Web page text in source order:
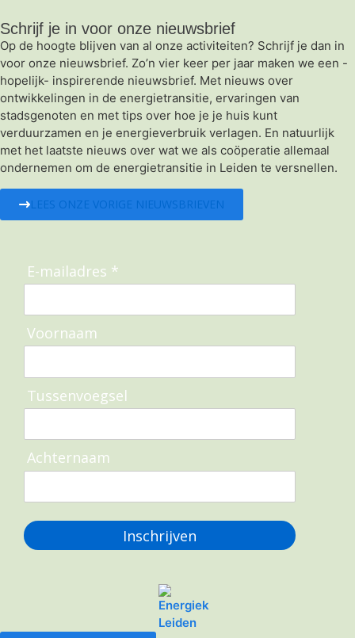
Schrijf je in voor onze nieuwsbrief
Op de hoogte blijven van al onze activiteiten? Schrijf je dan in
voor onze nieuwsbrief. Zo’n vier keer per jaar maken we een -
hopelijk- inspirerende nieuwsbrief. Met nieuws over
ontwikkelingen in de energietransitie, ervaringen van
stadsgenoten en met tips over hoe je je huis kunt
verduurzamen en je energieverbruik verlagen. En natuurlijk
met het laatste nieuws over wat we als coöperatie allemaal
ondernemen om de energietransitie in Leiden te versnellen.
LEES ONZE VORIGE NIEUWSBRIEVEN
E-mailadres *
Voornaam
Tussenvoegsel
Achternaam
Inschrijven